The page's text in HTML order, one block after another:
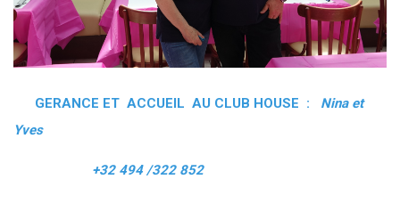
GERANCE ET ACCUEIL AU CLUB HOUSE :
Nina et
Yves
+32 494 /322 852